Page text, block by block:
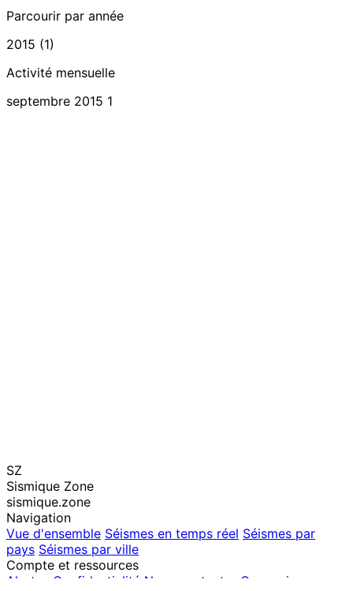
Parcourir par année
2015 (1)
Activité mensuelle
septembre 2015 1
SZ
Sismique Zone
sismique.zone
Navigation
Vue d'ensemble Séismes en temps réel Séismes par
pays Séismes par ville
Compte et ressources
Alertes
Confidentialité Nous contacter Connexion